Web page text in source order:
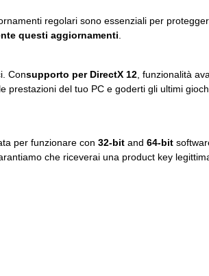
regolari sono essenziali per
questi aggiornamenti
Consupporto per DirectX 12 , funzionalità
del tuo PC e goderti gli ultimi
per funzionare con 32-bit and 64-bit
che riceverai una product key